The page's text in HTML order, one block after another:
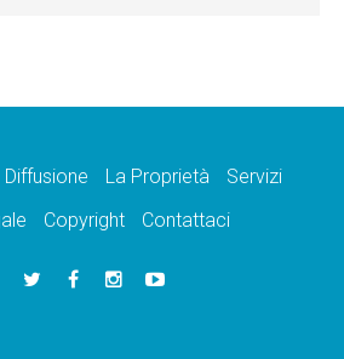
Diffusione La Proprietà
Servizi
Copyright Contattaci